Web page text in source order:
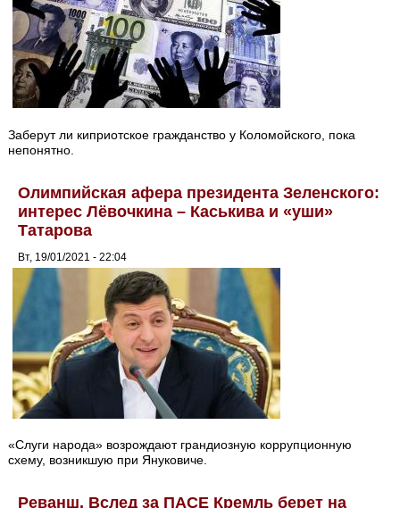
Заберут ли киприотское гражданство у Коломойского, пока
непонятно.
Олимпийская афера президента Зеленского:
интерес Лёвочкина – Каськива и «уши»
Татарова
Вт, 19/01/2021 - 22:04
«Слуги народа» возрождают грандиозную коррупционную
схему, возникшую при Януковиче.
Реванш. Вслед за ПАСЕ Кремль берет на